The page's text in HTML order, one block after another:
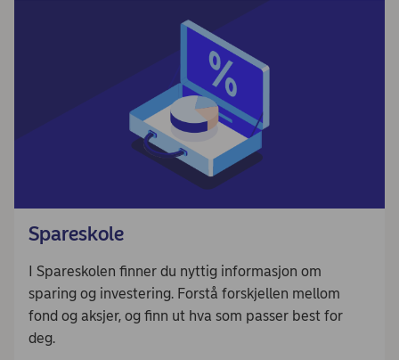
Spareskole
I Spareskolen finner du nyttig informasjon om
sparing og investering. Forstå forskjellen mellom
fond og aksjer, og finn ut hva som passer best for
deg.